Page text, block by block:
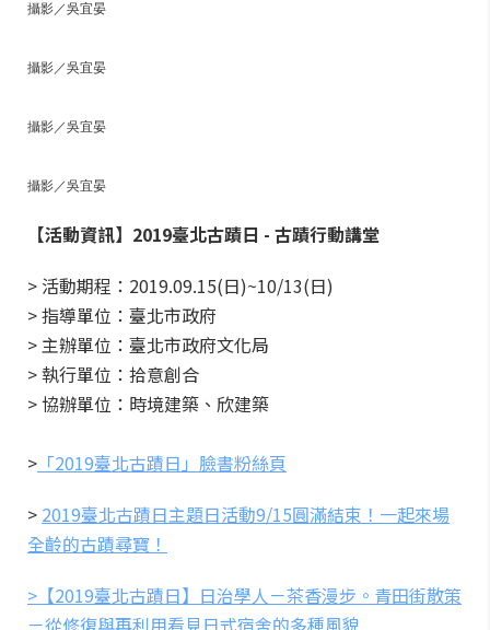
攝影／吳宜晏
攝影／吳宜晏
攝影／吳宜晏
攝影／吳宜晏
【活動資訊】 2019臺北古蹟日 - 古蹟行動講堂
> 活動期程：2019.09.15(日)~10/13(日)
> 指導單位：臺北市政府
> 主辦單位：臺北市政府文化局
> 執行單位：拾意創合
> 協辦單位：時境建築、欣建築
> 「2019臺北古蹟日」臉書粉絲頁
> 2019臺北古蹟日主題日活動9/15圓滿結束！一起來場
全齡的古蹟尋寶！
>【2019臺北古蹟日】日治學人－茶香漫步。青田街散策
－從修復與再利用看見日式宿舍的多種風貌